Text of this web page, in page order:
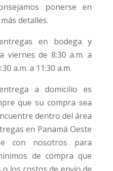
ponerse en
detalles.
en bodega y
viernes de 8:30 a.m. a
a.m. a 11:30 a.m.
a domicilio es
que su compra sea
dentro del área
en Panamá Oeste
con nosotros para
de compra que